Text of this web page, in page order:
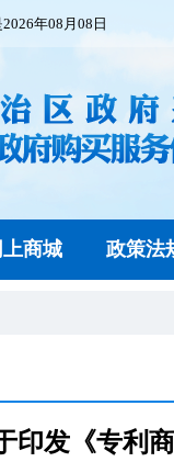
年08月08日
上商城 政策法
印发《专利